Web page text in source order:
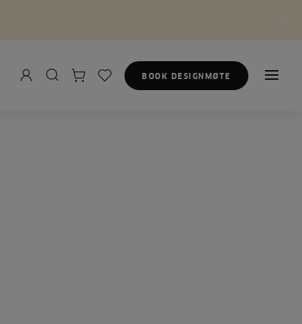
BOOK DESIGNMØTE